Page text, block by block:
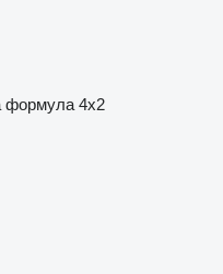
формула 4x2